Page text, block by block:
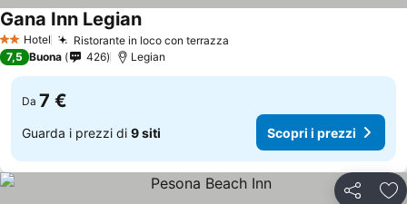
2 StelleHotel Ristorante in loco con terrazza
Gana Inn LegianScopri i prezzi
7,5 Buona 426 Legian
Da 7 €
Guarda i prezzi di 9 siti Scopri i prezzi
Condividi